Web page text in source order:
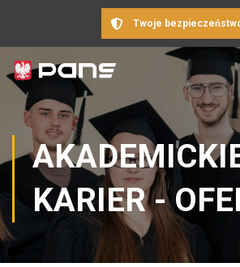
Twoje
KARIER -